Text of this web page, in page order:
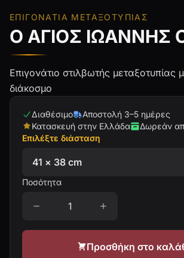
ΕΠΙΓΟΝΆΤΙΑ ΜΕΤΑΞΟΤΥΠΊΑΣ
Ο ΑΓΙΟΣ ΙΩΑΝΝΗΣ
Επιγονάτιο στιλβωτής μεταξοτυπίας
διάκοσμο
Διαθέσιμο
Αποστολή 3–5 ημέρες
Κατασκευή στην Ελλάδα
Δωρεάν
Επιλέξτε διάσταση
Ποσότητα
Προσθήκη στο